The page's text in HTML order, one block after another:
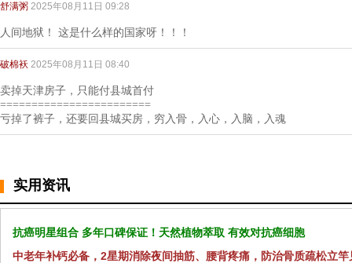
舒满粥 2025年08月11日 09:28
人间地狱！ 这是什么样的国家呀！！！
破棉袄 2025年08月11日 08:40
卖掉天津房子，只能付县城首付
========================
亏掉了裤子，还要回县城买房，穷入骨，入心，入脑，入魂
实用资讯
抗癌明星组合 多年口碑保证！天然植物萃取 有效对抗癌细胞
中老年补钙必备，2星期消除夜间抽筋、腰背疼痛，防治骨质疏松立竿